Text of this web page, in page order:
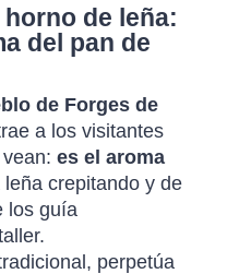
de leña:
del pan de
de Forges de
a los visitantes
es el aroma
leña crepitando y de
los guía
perpetúa